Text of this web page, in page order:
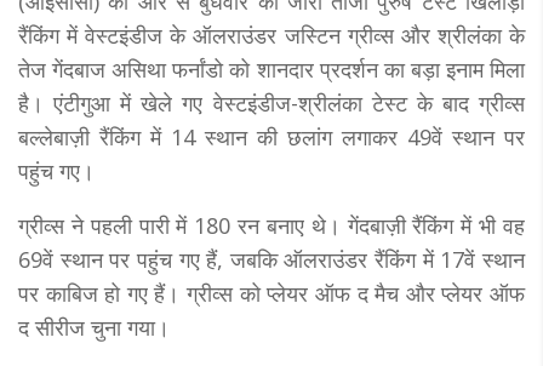
रैंकिंग में वेस्टइंडीज के ऑलराउंडर जस्टिन ग्रीव्स और श्रीलंका के
तेज गेंदबाज असिथा फर्नांडो को शानदार प्रदर्शन का बड़ा इनाम मिला
है। एंटीगुआ में खेले गए वेस्टइंडीज-श्रीलंका टेस्ट के बाद ग्रीव्स
बल्लेबाज़ी रैंकिंग में 14 स्थान की छलांग लगाकर 49वें स्थान पर
पहुंच गए।
ग्रीव्स ने पहली पारी में 180 रन बनाए थे। गेंदबाज़ी रैंकिंग में भी वह
69वें स्थान पर पहुंच गए हैं, जबकि ऑलराउंडर रैंकिंग में 17वें स्थान
पर काबिज हो गए हैं। ग्रीव्स को प्लेयर ऑफ द मैच और प्लेयर ऑफ
द सीरीज चुना गया।